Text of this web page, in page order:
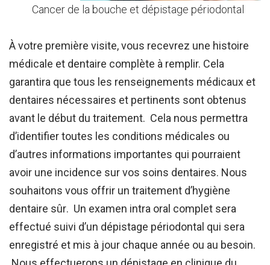
Cancer de la bouche et dépistage périodontal
À votre première visite, vous recevrez une histoire
médicale et dentaire complète à remplir. Cela
garantira que tous les renseignements médicaux et
dentaires nécessaires et pertinents sont obtenus
avant le début du traitement. Cela nous permettra
d’identifier toutes les conditions médicales ou
d’autres informations importantes qui pourraient
avoir une incidence sur vos soins dentaires. Nous
souhaitons vous offrir un traitement d’hygiène
dentaire sûr. Un examen intra oral complet sera
effectué suivi d’un dépistage périodontal qui sera
enregistré et mis à jour chaque année ou au besoin.